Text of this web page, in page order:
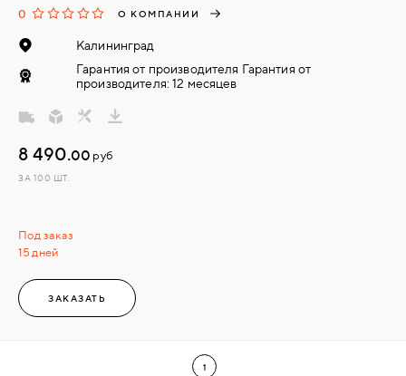
0 О КОМПАНИИ
Калининград
Гарантия от производителя Гарантия от
производителя: 12 месяцев
Под заказ
15 дней
8 490.00 руб
ЗА 100 ШТ.
ЗАКАЗАТЬ
1